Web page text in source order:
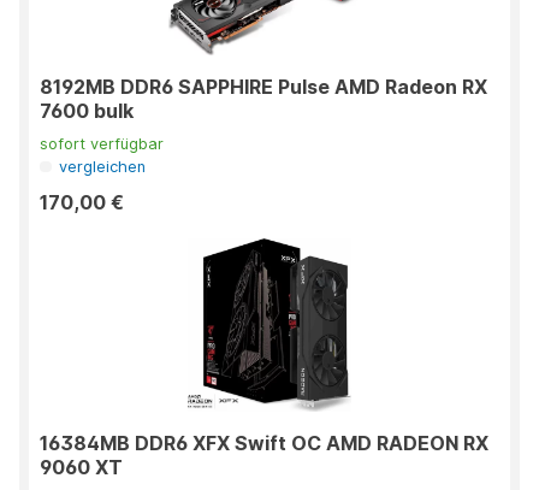
8192MB DDR6 SAPPHIRE Pulse AMD Radeon RX
7600 bulk
sofort verfügbar
vergleichen
170,00 €
16384MB DDR6 XFX Swift OC AMD RADEON RX
9060 XT